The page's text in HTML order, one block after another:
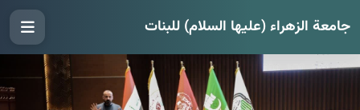
جامعة الزهراء (عليها السلام) للبنات